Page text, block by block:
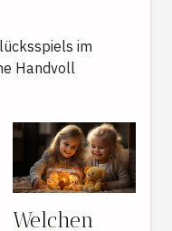
im
Handvoll
Welchen